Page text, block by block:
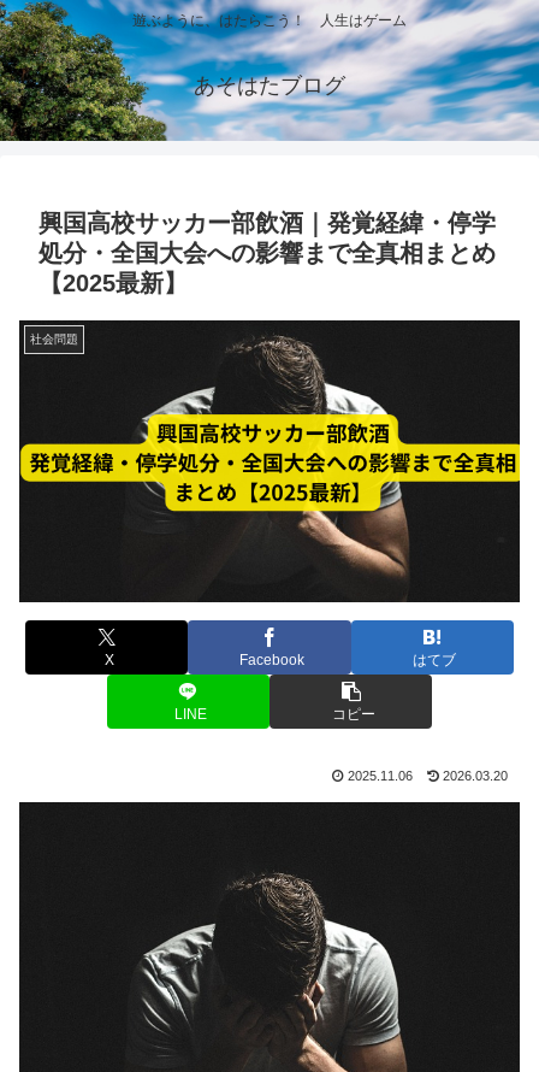
遊ぶように、はたらこう！ 人生はゲーム
あそはたブログ
興国高校サッカー部飲酒｜発覚経緯・停学
処分・全国大会への影響まで全真相まとめ
【2025最新】
社会問題
X Facebook はてブ
LINE コピー
2025.11.06 2026.03.20